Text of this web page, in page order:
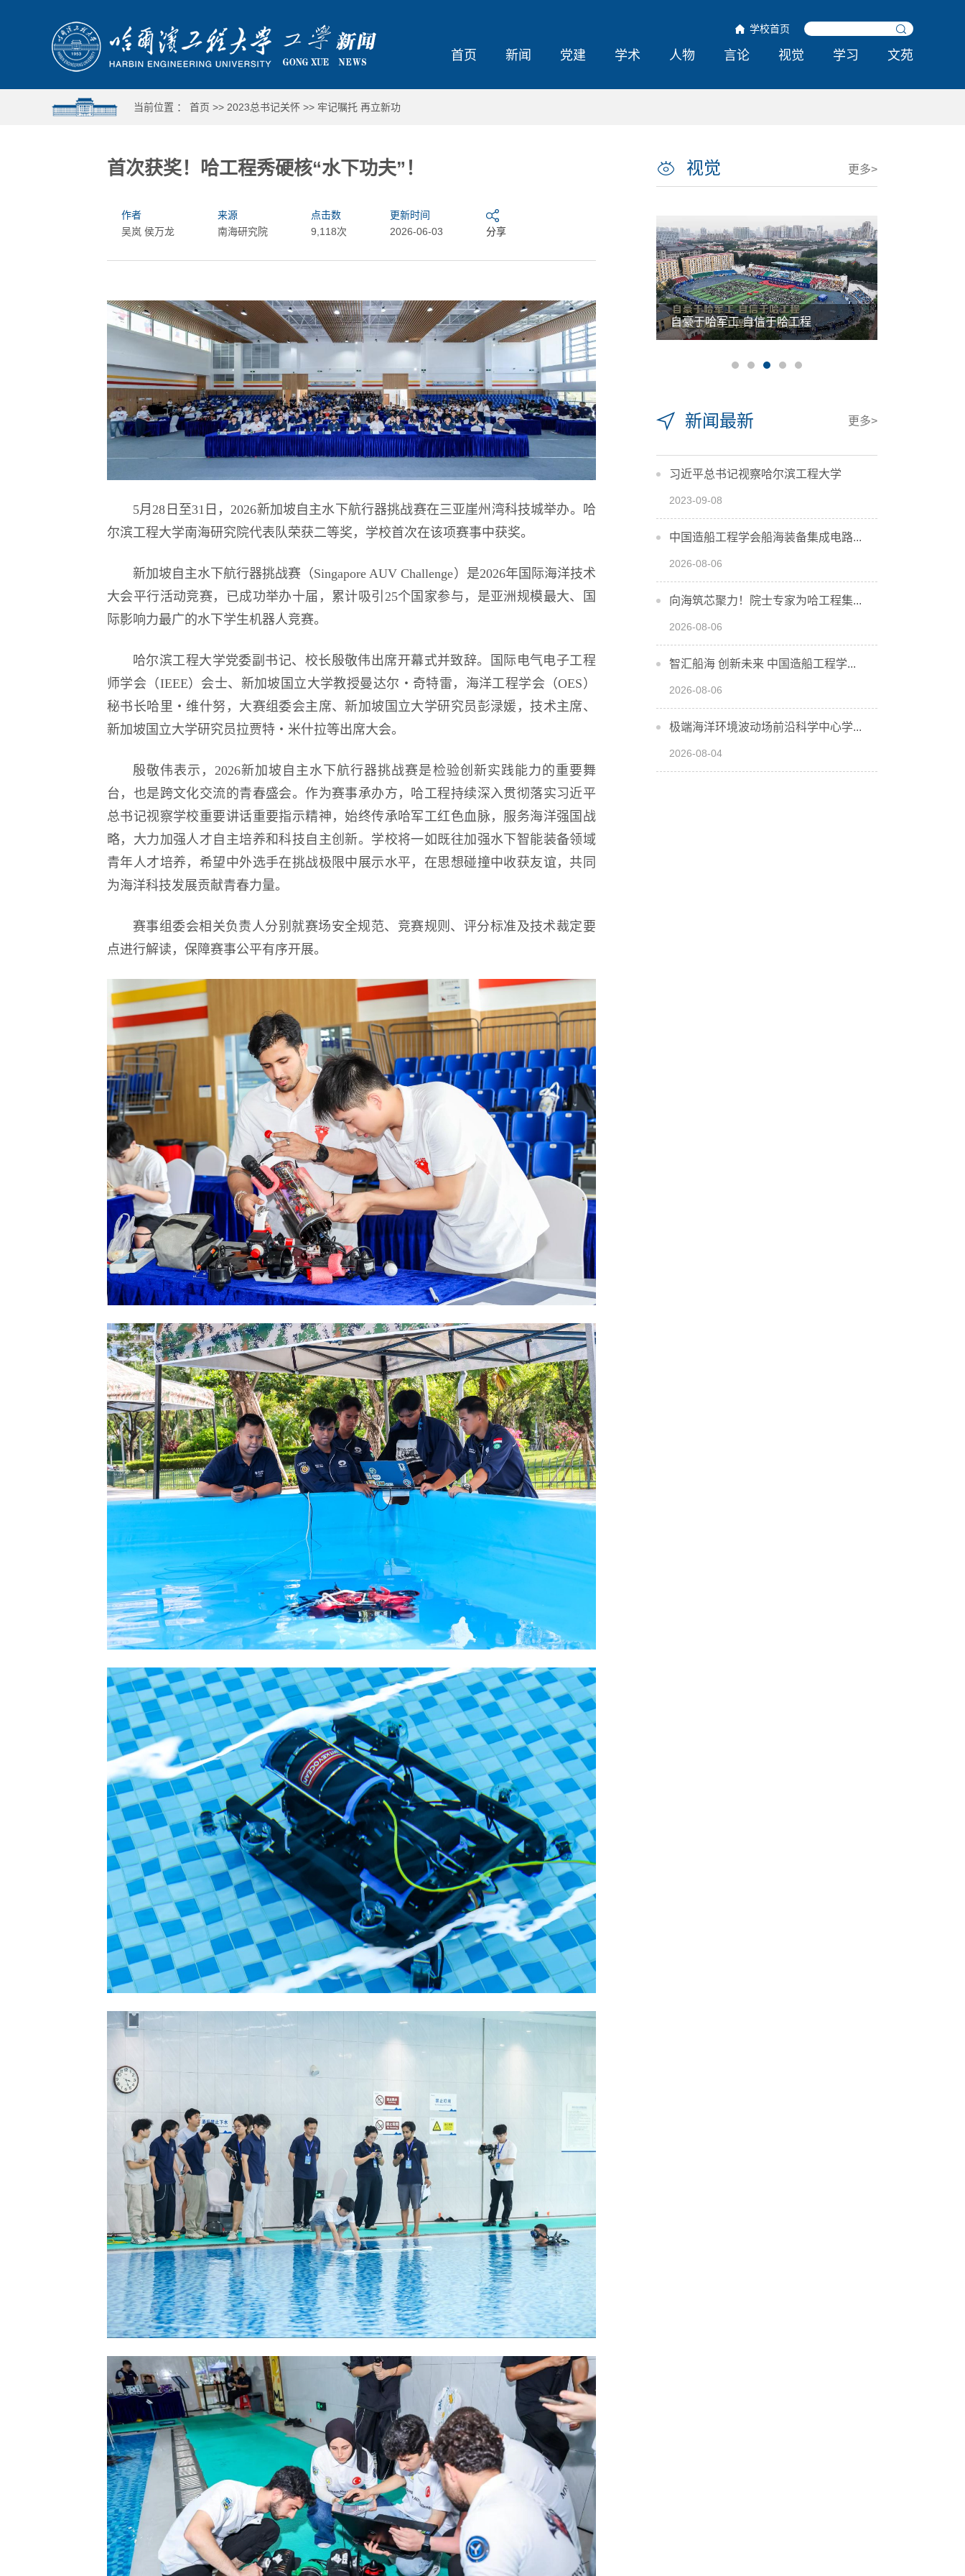
学校首页
首页 新闻 党建 学术 人物 言论 视觉 学习 文苑
当前位置 ： 首页 >> 2023总书记关怀 >> 牢记嘱托 再立新功
首次获奖！哈工程秀硬核“水下功夫”！
作者
吴岚 侯万龙
来源
南海研究院
点击数
9,118次
更新时间
2026-06-03
分享
5月28日至31日，2026新加坡自主水下航行器挑战赛在三亚崖州湾科技城举办。哈
尔滨工程大学南海研究院代表队荣获二等奖，学校首次在该项赛事中获奖。
新加坡自主水下航行器挑战赛（Singapore AUV Challenge）是2026年国际海洋技术
大会平行活动竞赛，已成功举办十届，累计吸引25个国家参与，是亚洲规模最大、国
际影响力最广的水下学生机器人竞赛。
哈尔滨工程大学党委副书记、校长殷敬伟出席开幕式并致辞。国际电气电子工程
师学会（IEEE）会士、新加坡国立大学教授曼达尔・奇特雷，海洋工程学会（OES）
秘书长哈里・维什努，大赛组委会主席、新加坡国立大学研究员彭渌媛，技术主席、
新加坡国立大学研究员拉贾特・米什拉等出席大会。
殷敬伟表示，2026新加坡自主水下航行器挑战赛是检验创新实践能力的重要舞
台，也是跨文化交流的青春盛会。作为赛事承办方，哈工程持续深入贯彻落实习近平
总书记视察学校重要讲话重要指示精神，始终传承哈军工红色血脉，服务海洋强国战
略，大力加强人才自主培养和科技自主创新。学校将一如既往加强水下智能装备领域
青年人才培养，希望中外选手在挑战极限中展示水平，在思想碰撞中收获友谊，共同
为海洋科技发展贡献青春力量。
赛事组委会相关负责人分别就赛场安全规范、竞赛规则、评分标准及技术裁定要
点进行解读，保障赛事公平有序开展。
视觉 更多>
向海擎空 强国强军 自豪于哈军工 自信于哈工程 我们毕业啦
新闻最新 更多>
习近平总书记视察哈尔滨工程大学
2023-09-08
中国造船工程学会船海装备集成电路...
2026-08-06
向海筑芯聚力！院士专家为哈工程集...
2026-08-06
智汇船海 创新未来 中国造船工程学...
2026-08-06
极端海洋环境波动场前沿科学中心学...
2026-08-04